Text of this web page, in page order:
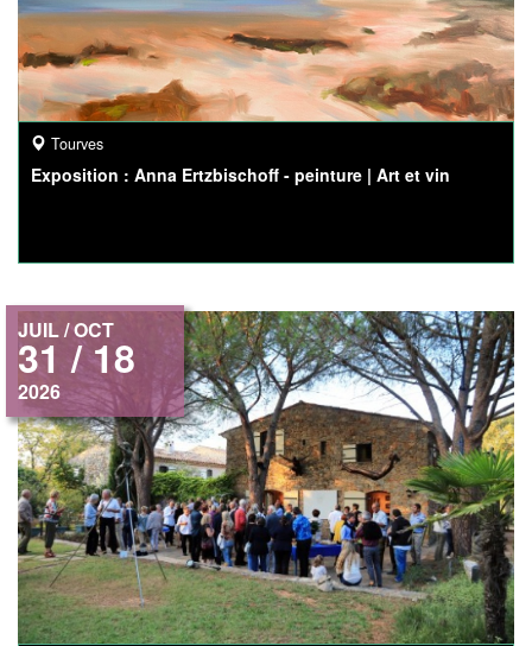
Tourves
Exposition : Anna Ertzbischoff - peinture | Art et vin
JUIL / OCT
31 / 18
2026